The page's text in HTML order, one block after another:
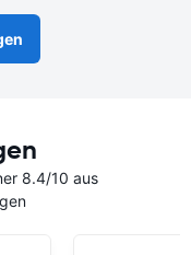
8.4/10 aus